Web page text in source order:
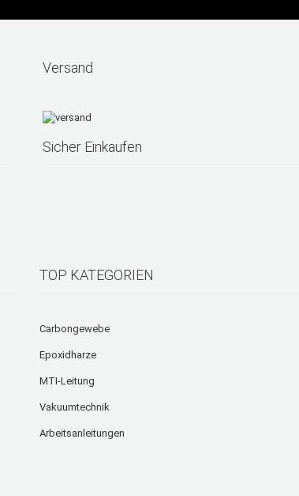
Versand
Sicher Einkaufen
TOP KATEGORIEN
Carbongewebe
Epoxidharze
MTI-Leitung
Vakuumtechnik
Arbeitsanleitungen